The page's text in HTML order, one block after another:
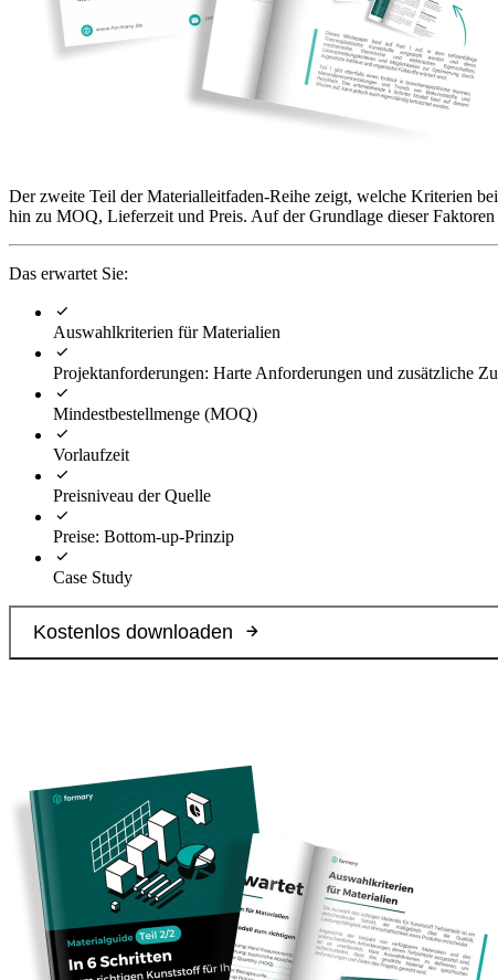
Der zweite Teil der Materialleitfaden-Reihe zeigt, welche Kriterien
hin zu MOQ, Lieferzeit und Preis. Auf der Grundlage dieser
Das erwartet Sie:
Auswahlkriterien für Materialien
Projektanforderungen: Harte Anforderungen und zusätzliche
Mindestbestellmenge (MOQ)
Vorlaufzeit
Preisniveau der Quelle
Preise: Bottom-up-Prinzip
Case Study
Kostenlos downloaden